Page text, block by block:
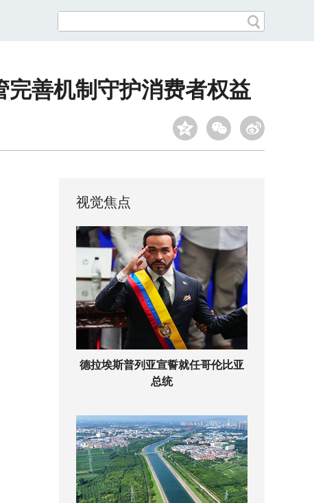
善机制守护消费者权益
视觉焦点
德拉埃斯普列亚宣誓就任哥伦比亚
总统